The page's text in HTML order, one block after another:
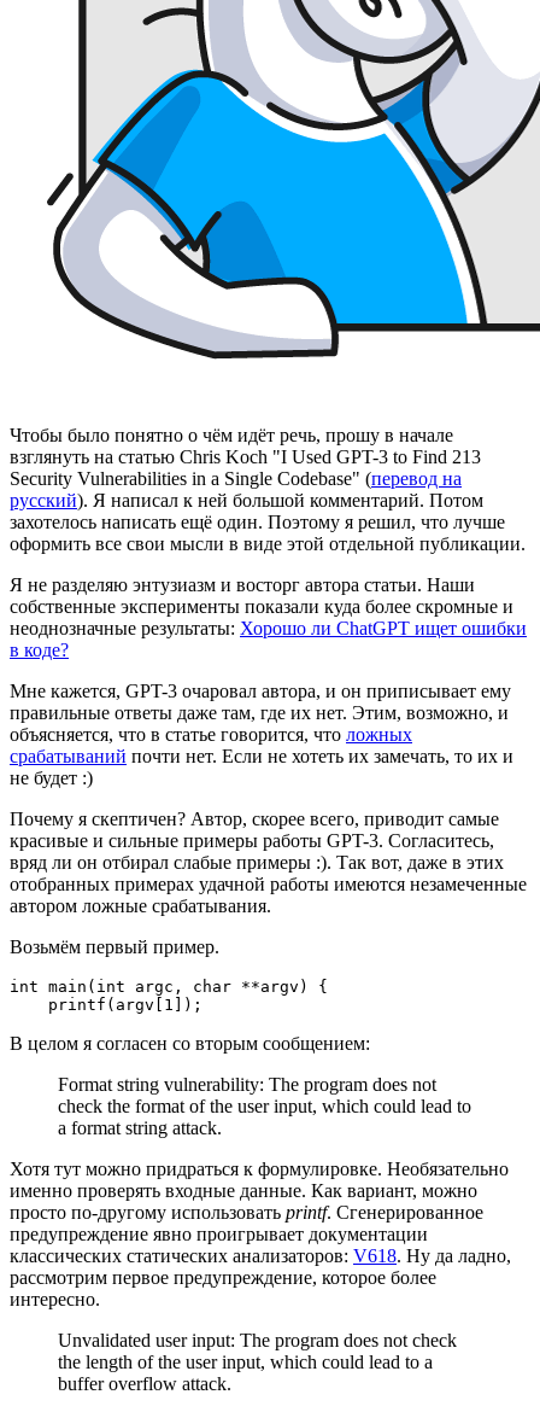
Чтобы было понятно о чём идёт речь, прошу в начале
взглянуть на статью Chris Koch "I Used GPT-3 to Find 213
Security Vulnerabilities in a Single Codebase" (перевод на
русский). Я написал к ней большой комментарий. Потом
захотелось написать ещё один. Поэтому я решил, что лучше
оформить все свои мысли в виде этой отдельной публикации.
Я не разделяю энтузиазм и восторг автора статьи. Наши
собственные эксперименты показали куда более скромные и
неоднозначные результаты: Хорошо ли ChatGPT ищет ошибки
в коде?
Мне кажется, GPT-3 очаровал автора, и он приписывает ему
правильные ответы даже там, где их нет. Этим, возможно, и
объясняется, что в статье говорится, что ложных
срабатываний почти нет. Если не хотеть их замечать, то их и
не будет :)
Почему я скептичен? Автор, скорее всего, приводит самые
красивые и сильные примеры работы GPT-3. Согласитесь,
вряд ли он отбирал слабые примеры :). Так вот, даже в этих
отобранных примерах удачной работы имеются незамеченные
автором ложные срабатывания.
Возьмём первый пример.
int main(int argc, char **argv) {
    printf(argv[1]);
В целом я согласен со вторым сообщением:
Format string vulnerability: The program does not
check the format of the user input, which could lead to
a format string attack.
Хотя тут можно придраться к формулировке. Необязательно
именно проверять входные данные. Как вариант, можно
просто по-другому использовать printf. Сгенерированное
предупреждение явно проигрывает документации
классических статических анализаторов: V618. Ну да ладно,
рассмотрим первое предупреждение, которое более
интересно.
Unvalidated user input: The program does not check
the length of the user input, which could lead to a
buffer overflow attack.